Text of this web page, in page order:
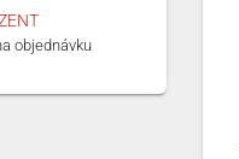
€.
objednávku